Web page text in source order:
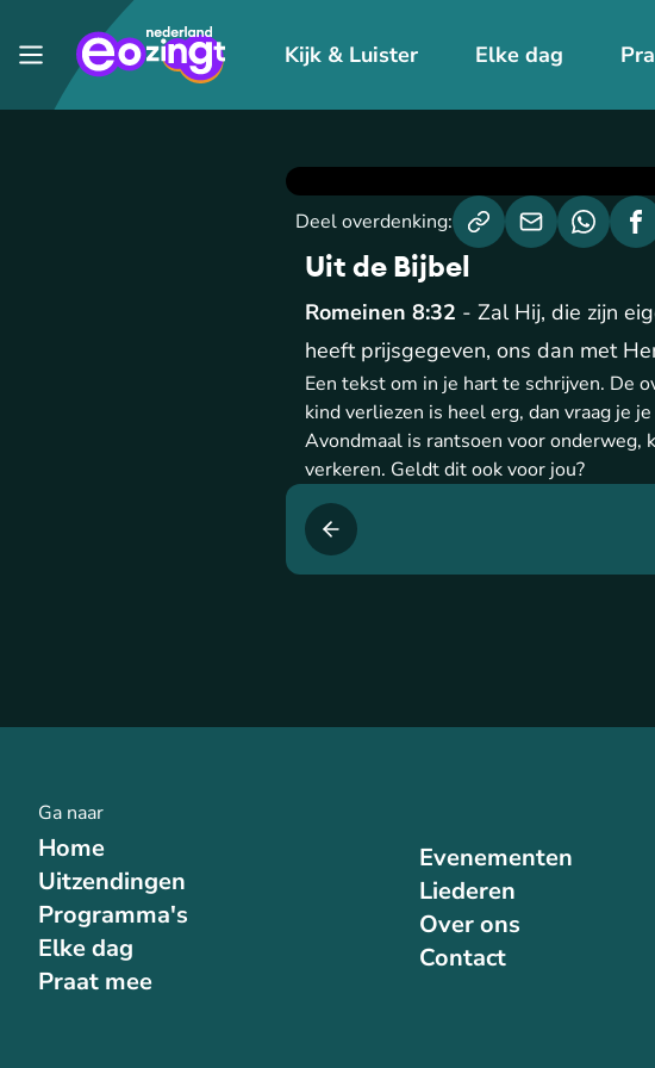
Kijk & Luister Elke dag
Deel overdenking:
Uit de Bijbel
Romeinen 8:32 - Zal Hij, die zijn
heeft prijsgegeven, ons dan met
Een tekst om in je hart te schrijven. De
kind verliezen is heel erg, dan vraag je
Avondmaal is rantsoen voor onderweg,
verkeren. Geldt dit ook voor jou?
Ga naar
Home
Uitzendingen
Programma's
Elke dag
Praat mee
Evenementen
Liederen
Over ons
Contact